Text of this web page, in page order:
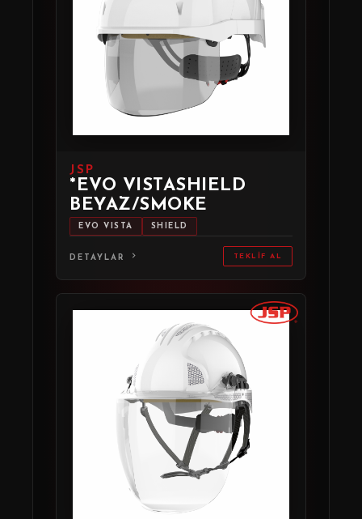
JSP
*EVO VISTASHIELD
BEYAZ/SMOKE
EVO VISTA SHIELD
DETAYLAR TEKLIF AL